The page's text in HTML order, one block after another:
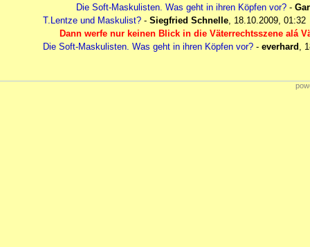
Die Soft-Maskulisten. Was geht in ihren Köpfen vor? -
T.Lentze und Maskulist? - Siegfried Schnelle 18.10.2009, 01:32
Dann werfe nur keinen Blick in die Väterrechtsszene alá
Die Soft-Maskulisten. Was geht in ihren Köpfen vor? - everhard